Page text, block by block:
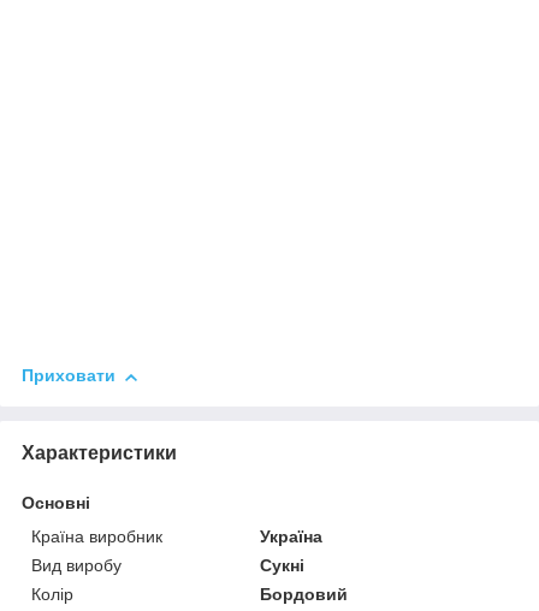
Приховати
Характеристики
Основні
Країна виробник
Україна
Вид виробу
Сукні
Колір
Бордовий